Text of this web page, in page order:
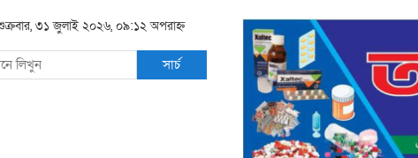
৩১ জুলাই ২০২৬, ০৯:১২ অপরাহ্ন
সার্চ